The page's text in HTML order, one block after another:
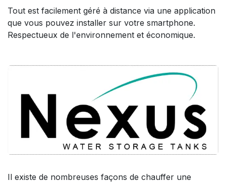
Tout est facilement géré à distance via une application
que vous pouvez installer sur votre smartphone.
Respectueux de l'environnement et économique.
Il existe de nombreuses façons de chauffer une